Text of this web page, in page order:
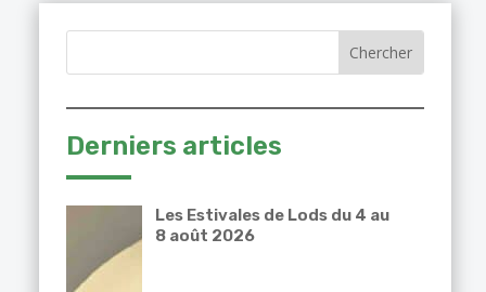
Derniers articles
Les Estivales de Lods du 4 au
8 août 2026